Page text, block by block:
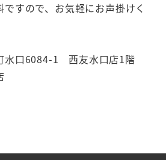
すので、お気軽にお声掛けく
水口6084-1 西友水口店1階